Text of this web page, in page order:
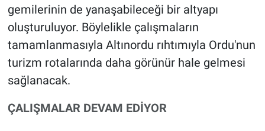
gemilerinin de yanaşabileceği bir altyapı
oluşturuluyor. Böylelikle çalışmaların
tamamlanmasıyla Altınordu rıhtımıyla Ordu'nun
turizm rotalarında daha görünür hale gelmesi
sağlanacak.
ÇALIŞMALAR DEVAM EDİYOR